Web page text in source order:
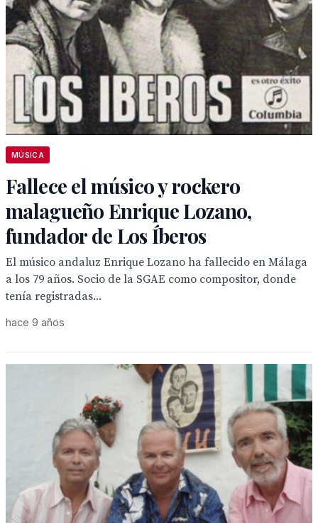
MÚSICA
Fallece el músico y rockero
malagueño Enrique Lozano,
fundador de Los Íberos
El músico andaluz Enrique Lozano ha fallecido en Málaga
a los 79 años. Socio de la SGAE como compositor, donde
tenía registradas...
hace 9 años